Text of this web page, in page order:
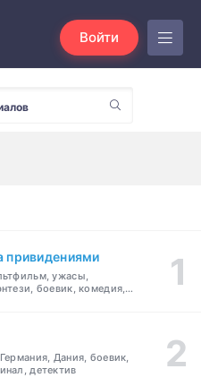
Войти
привидениями
ужасы,
боевик, комедия,
Дания, боевик,
детектив